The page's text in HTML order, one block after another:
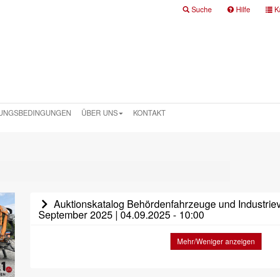
Suche Hilfe
ÜBER UNS KONTAKT
Auktionskatalog Behördenfahrzeuge und
September 2025 | 04.09.2025 - 10:00
Mehr/Weniger anzeigen